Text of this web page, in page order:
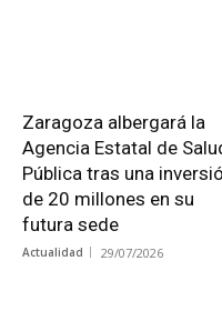
Zaragoza albergará la
Agencia Estatal de
Pública tras una
de 20 millones en su
futura sede
Actualidad 29/07/2026